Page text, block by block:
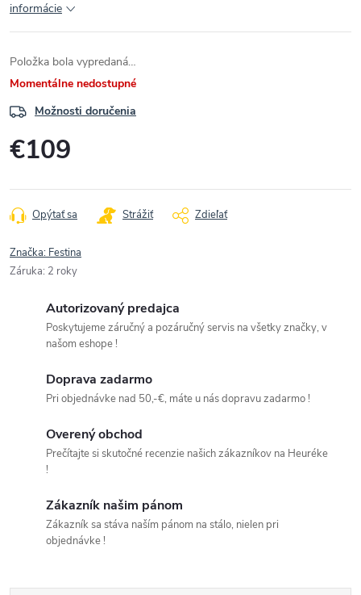
informácie
Položka bola vypredaná…
Momentálne nedostupné
Možnosti doručenia
€109
cena:
Opýtať sa Strážiť Zdieľať
Značka: Festina
Záruka: 2 roky
Autorizovaný predajca
Poskytujeme záručný a pozáručný servis na všetky značky, v
našom eshope !
Doprava zadarmo
Pri objednávke nad 50,-€, máte u nás dopravu zadarmo !
Overený obchod
Prečítajte si skutočné recenzie našich zákazníkov na Heuréke
!
Zákazník našim pánom
Zákazník sa stáva naším pánom na stálo, nielen pri
objednávke !